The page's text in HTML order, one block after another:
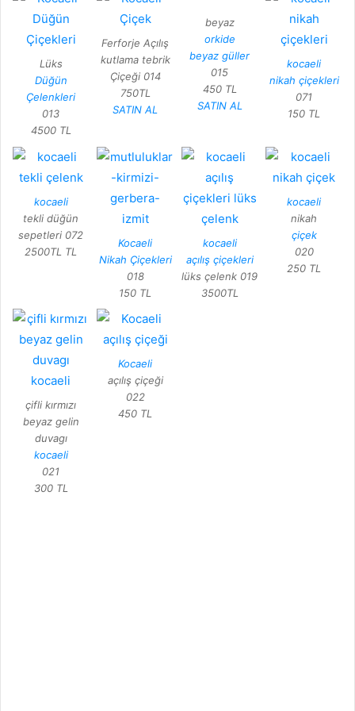
Lüks
Düğün
Çelenkleri
013
4500 TL
Ferforje Açılış
kutlama tebrik
Çiçeği 014
750TL
SATIN AL
beyaz
orkide
beyaz güller
015
450 TL
SATIN AL
kocaeli
nikah çiçekleri
071
150 TL
kocaeli
tekli düğün
sepetleri 072
2500TL TL
Kocaeli
Nikah Çiçekleri
018
150 TL
kocaeli
açılış çiçekleri
lüks çelenk 019
3500TL
kocaeli
nikah
çiçek
020
250 TL
çifli kırmızı
beyaz gelin
duvagı
kocaeli
021
300 TL
Kocaeli
açılış çiçeği
022
450 TL